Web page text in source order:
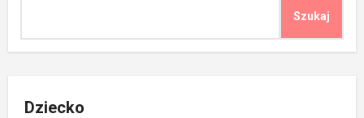
Szukaj
Dziecko